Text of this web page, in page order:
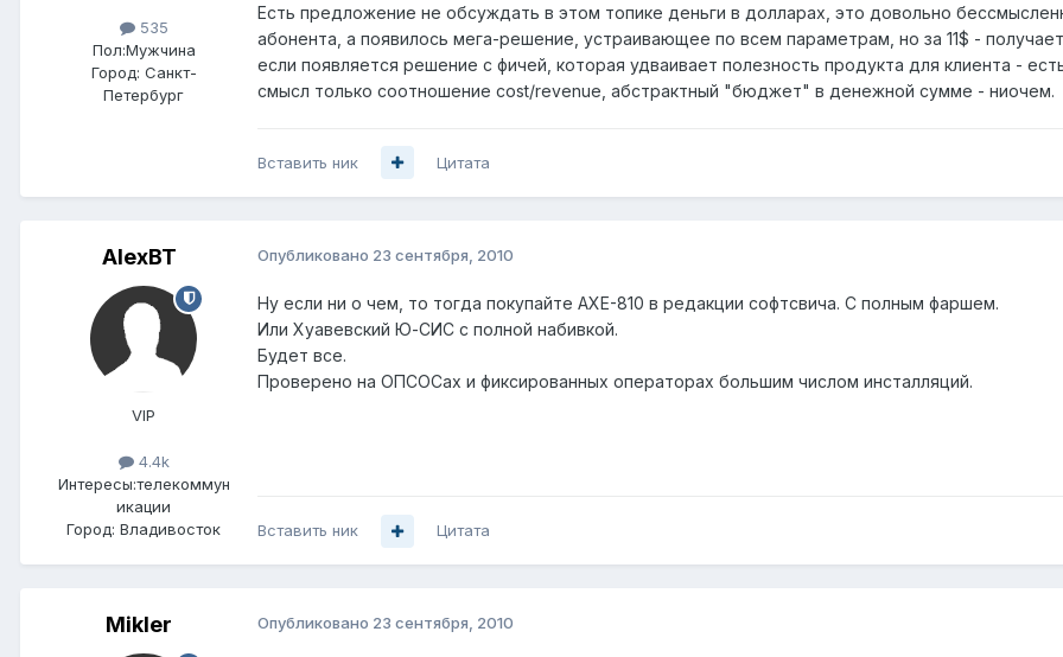
535
Пол:Мужчина
Город: Санкт-
Петербург
Есть предложение не обсуждать в этом топике деньги в долларах, это довольно
абонента, а появилось мега-решение, устраивающее по всем параметрам, но за 11$ -
если появляется решение с фичей, которая удваивает полезность продукта для клиента -
смысл только соотношение cost/revenue, абстрактный "бюджет" в денежной сумме - ниочем.
Вставить ник Цитата
AlexBT
VIP
4.4k
Интересы:телекоммун
икации
Город: Владивосток
Опубликовано 23 сентября, 2010
Ну если ни о чем, то тогда покупайте AXE-810 в редакции софтсвича. С полным фаршем.
Или Хуавевский Ю-СИС с полной набивкой.
Будет все.
Проверено на ОПСОСах и фиксированных операторах большим числом инсталляций.
Вставить ник Цитата
Mikler Опубликовано 23 сентября, 2010